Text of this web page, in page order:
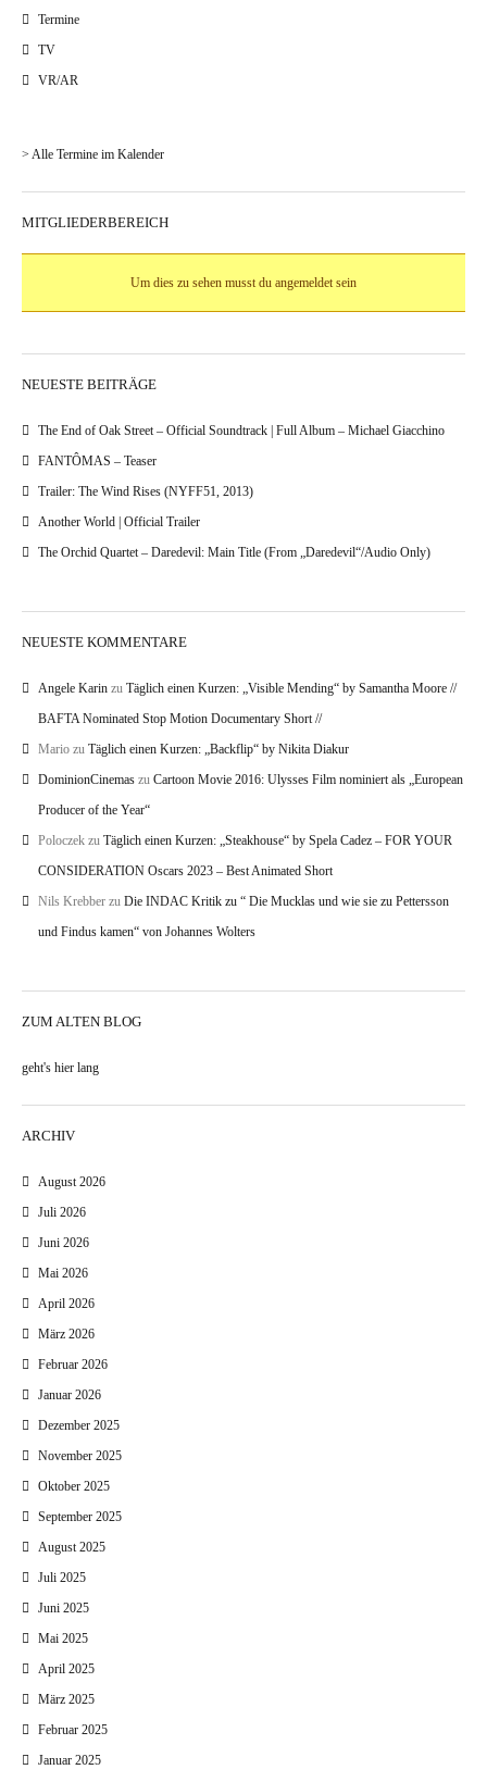
Termine
TV
VR/AR
> Alle Termine im Kalender
MITGLIEDERBEREICH
Um dies zu sehen musst du angemeldet sein
NEUESTE BEITRÄGE
The End of Oak Street – Official Soundtrack | Full Album – Michael Giacchino
FANTÔMAS – Teaser
Trailer: The Wind Rises (NYFF51, 2013)
Another World | Official Trailer
The Orchid Quartet – Daredevil: Main Title (From „Daredevil“/Audio Only)
NEUESTE KOMMENTARE
Angele Karin zu Täglich einen Kurzen: „Visible Mending“ by Samantha Moore //
BAFTA Nominated Stop Motion Documentary Short //
Mario zu Täglich einen Kurzen: „Backflip“ by Nikita Diakur
DominionCinemas zu Cartoon Movie 2016: Ulysses Film nominiert als „European
Producer of the Year“
Poloczek zu Täglich einen Kurzen: „Steakhouse“ by Spela Cadez – FOR YOUR
CONSIDERATION Oscars 2023 – Best Animated Short
Nils Krebber zu Die INDAC Kritik zu “ Die Mucklas und wie sie zu Pettersson
und Findus kamen“ von Johannes Wolters
ZUM ALTEN BLOG
geht's hier lang
ARCHIV
August 2026
Juli 2026
Juni 2026
Mai 2026
April 2026
März 2026
Februar 2026
Januar 2026
Dezember 2025
November 2025
Oktober 2025
September 2025
August 2025
Juli 2025
Juni 2025
Mai 2025
April 2025
März 2025
Februar 2025
Januar 2025